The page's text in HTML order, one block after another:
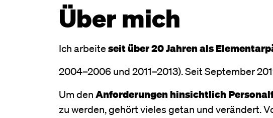
Über mich
Ich arbeiteseit über 20 Jahren als
2004–2006 und 2011–2013). Seit September
Um denAnforderungen hinsichtlich
zu werden, gehört vieles getan und verändert.